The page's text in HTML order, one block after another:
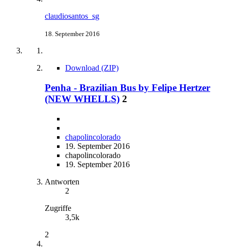
claudiosantos_sg
18. September 2016
Download (ZIP)
Penha - Brazilian Bus by Felipe Hertzer
(NEW WHELLS) 2
chapolincolorado
19. September 2016
chapolincolorado
19. September 2016
Antworten
2
Zugriffe
3,5k
2